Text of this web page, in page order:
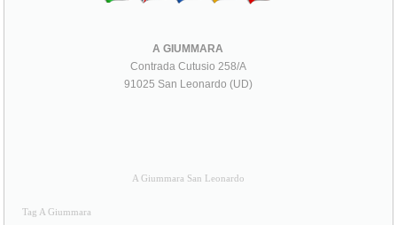
A GIUMMARA
Contrada Cutusio 258/A
91025 San Leonardo (UD)
A Giummara San Leonardo
Tag A Giummara